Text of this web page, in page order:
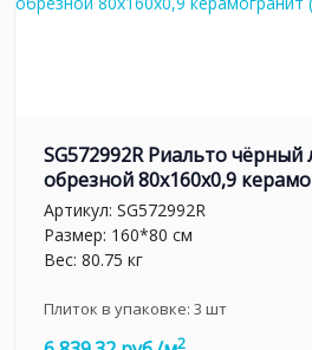
SG572992R Риальто
обрезной 80x160x0,9
Артикул: SG572992R
Размер: 160*80 см
Вес: 80.75 кг
Плиток в упаковке: 3 шт
2